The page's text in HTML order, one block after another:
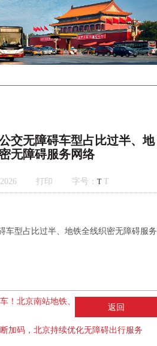
交无障碍车型占比过半、地
无障碍服务网络
打印 字号： T T
车型占比过半、地铁全线织密无障碍服务
！北京南站地铁、公交、出租接驳全攻
加码，北京持续优化无障碍出行服务
返回